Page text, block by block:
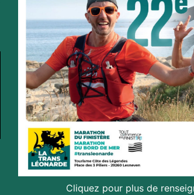
Cliquez pour plus de